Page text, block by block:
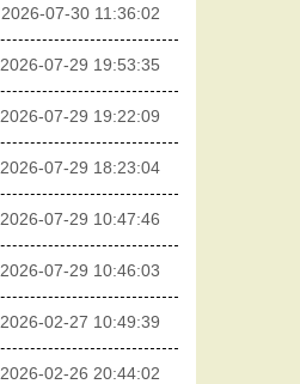
2026-07-30 11:36:02
2026-07-29 19:53:35
2026-07-29 19:22:09
2026-07-29 18:23:04
2026-07-29 10:47:46
2026-07-29 10:46:03
2026-02-27 10:49:39
2026-02-26 20:44:02